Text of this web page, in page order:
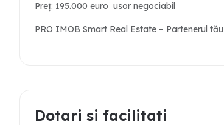
Preț: 195.000 euro usor negociabil
PRO IMOB Smart Real Estate – Partenerul
Dotari si facilitati